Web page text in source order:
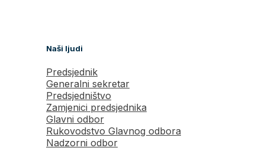
Naši ljudi
Predsjednik
Generalni sekretar
Predsjedništvo
Zamjenici predsjednika
Glavni odbor
Rukovodstvo Glavnog odbora
Nadzorni odbor